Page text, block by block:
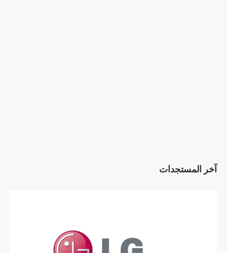
آخر المستجدات